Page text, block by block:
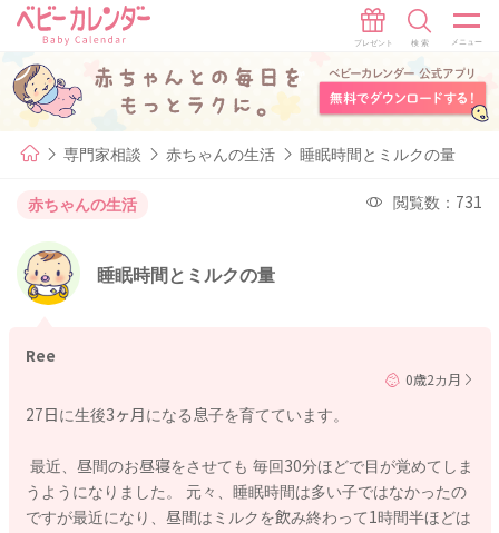
専門家相談 赤ちゃんの生活 睡眠時間とミルクの量
赤ちゃんの生活 閲覧数：731
睡眠時間とミルクの量
Ree
0歳2カ月
27日に生後3ヶ月になる息子を育てています。
最近、昼間のお昼寝をさせても 毎回30分ほどで目が覚めてしま
うようになりました。 元々、睡眠時間は多い子ではなかったの
ですが最近になり、昼間はミルクを飲み終わって1時間半ほどは